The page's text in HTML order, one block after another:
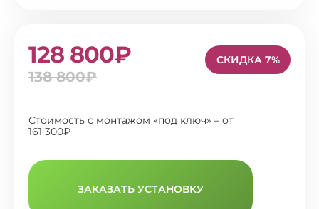
128 800₽
138 800₽
СКИДКА 7%
Стоимость с монтажом «под ключ» – от
161 300₽
ЗАКАЗАТЬ УСТАНОВКУ